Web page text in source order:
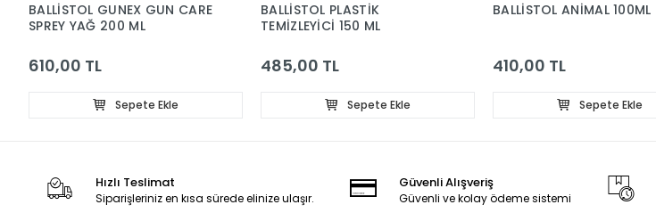
BALLİSTOL GUNEX GUN CARE
SPREY YAĞ 200 ML
610,00 TL
Sepete Ekle
BALLİSTOL PLASTİK
TEMİZLEYİCİ 150 ML
485,00 TL
Sepete Ekle
BALLİSTOL ANİMAL 100ML
410,00 TL
Sepete Ekle
Hızlı Teslimat
Siparişleriniz en kısa sürede elinize ulaşır.
Güvenli Alışveriş
Güvenli ve kolay ödeme sistemi